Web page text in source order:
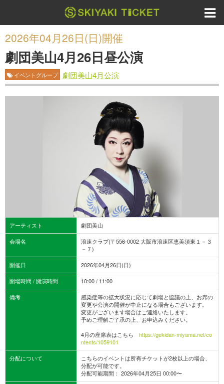
2026年04月26日(日)開催
劇団美山4月26日昼公演
イベントグループ 劇団美山4月公演
アーティスト
劇団美山
会場名
浪速クラブ(〒556-0002 大阪市浪速区恵美須東１－３
－７)
開催日
2026年04月26日(日)
開場時間 / 開演時間
10:00 / 11:00
備考
感染症等の拡大状況に応じて劇場と協議の上、お席の
変更や公演の開催が中止になる場合もございます。
変更がございます場合はご連絡いたします。
予めご理解ご了承の上、お申込みください。
4月の座席表はこちら https://gekidan-miyama.net/co
ntents/1059101
分配について
こちらのイベントは所有チケットが2枚以上の場合、
分配が可能です。
分配可能期間： 2026年04月25日 00:00〜